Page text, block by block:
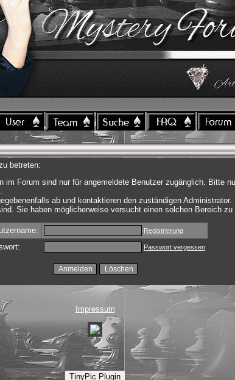
betreten:
Forum sind nur für angemeldete Benutzer zugänglich. Bitte
.
ab und kontaktieren den zuständigen Administrator.
Sie haben möglicherweise versucht einen solchen Bereich zu
Registrierung
Passwort vergessen
Impressum